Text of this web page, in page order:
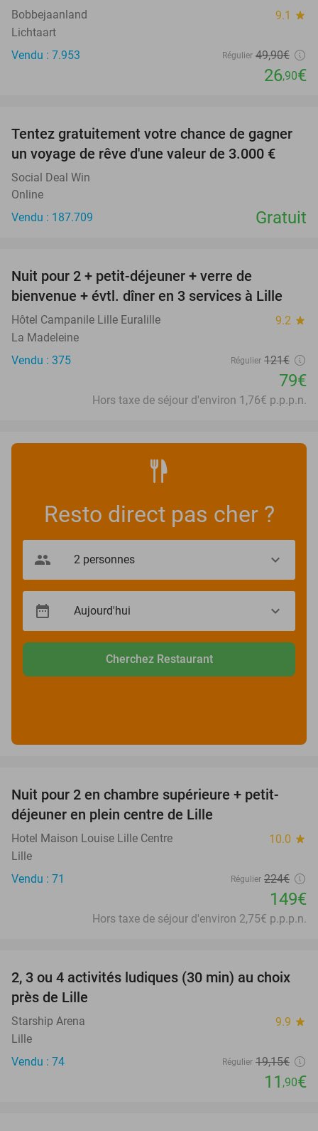
Bobbejaanland 9.1 star
Lichtaart
Vendu : 7.953
Régulier 49,90€
26,90€
Tentez gratuitement votre chance de gagner
un voyage de rêve d'une valeur de 3.000 €
Social Deal Win
Online
Vendu : 187.709
Gratuit
Nuit pour 2 + petit-déjeuner + verre de
bienvenue + évtl. dîner en 3 services à Lille
Hôtel Campanile Lille Euralille 9.2 star
La Madeleine
Vendu : 375
Régulier 121€
79€
Hors taxe de séjour d'environ 1,76€ p.p.p.n.
Resto direct pas cher ?
Cherchez Restaurant
33%
Nuit pour 2 en chambre supérieure + petit-
déjeuner en plein centre de Lille
Hotel Maison Louise Lille Centre 10.0 star
Lille
Vendu : 71
Régulier 224€
149€
Hors taxe de séjour d'environ 2,75€ p.p.p.n.
38%
2, 3 ou 4 activités ludiques (30 min) au choix
près de Lille
Starship Arena 9.9 star
Lille
Vendu : 74
Régulier 19,15€
11 ,90€